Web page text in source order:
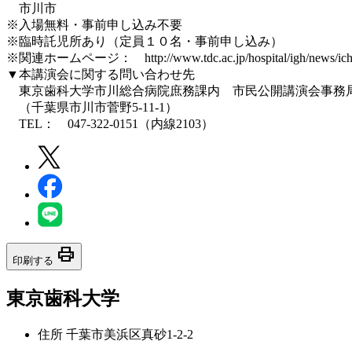
市川市
※入場無料・事前申し込み不要
※臨時託児所あり（定員１０名・事前申し込み）
※関連ホームページ： http://www.tdc.ac.jp/hospital/igh/news/
▼本講演会に関する問い合わせ先
東京歯科大学市川総合病院庶務課内 市民公開講演会事務
（千葉県市川市菅野5-11-1）
TEL： 047-322-0151（内線2103）
印刷する print
東京歯科大学
住所 千葉市美浜区真砂1-2-2